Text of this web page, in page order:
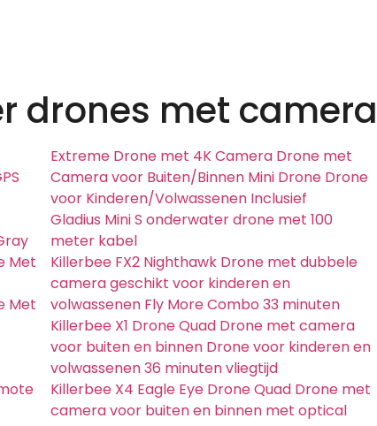
drones met camera
Met
Met
Extreme Drone met 4K Camera Drone met
Camera voor Buiten/Binnen Mini Drone Drone
voor Kinderen/Volwassenen Inclusief
Gladius Mini S onderwater drone met 100
meter kabel
Killerbee FX2 Nighthawk Drone met dubbele
camera geschikt voor kinderen en
volwassenen Fly More Combo 33 minuten
Killerbee X1 Drone Quad Drone met camera
voor buiten en binnen Drone voor kinderen en
volwassenen 36 minuten vliegtijd
Killerbee X4 Eagle Eye Drone Quad Drone met
camera voor buiten en binnen met optical